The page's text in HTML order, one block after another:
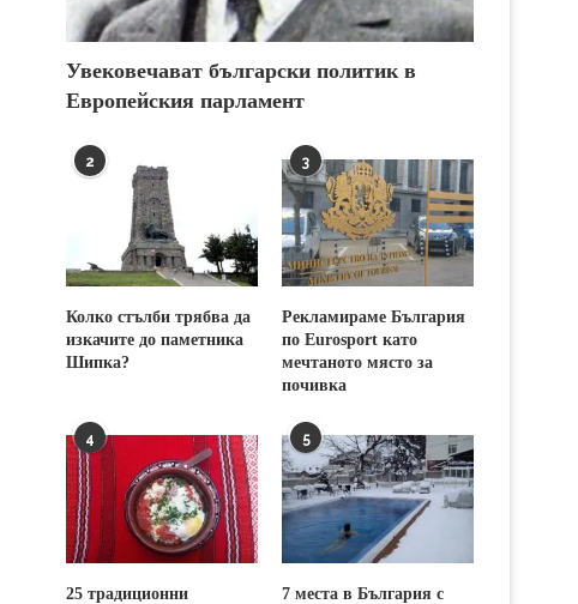
Увековечават български политик в
Европейския парламент
2
Колко стълби трябва да
изкачите до паметника
Шипка?
3
Рекламираме България
по Eurosport като
мечтаното място за
почивка
4
25 традиционни
5
7 места в България с